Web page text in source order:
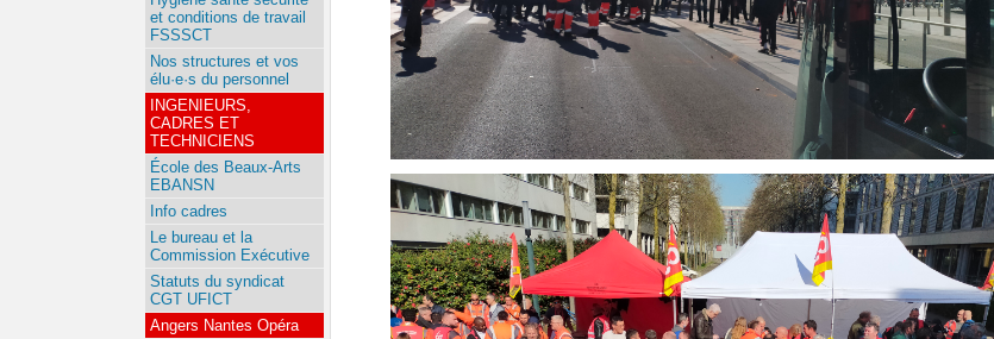
et conditions de travail
FSSSCT
Nos structures et vos
élu·e·s du personnel
INGENIEURS,
CADRES ET
TECHNICIENS
École des Beaux-Arts
EBANSN
Info cadres
Le bureau et la
Commission Exécutive
Statuts du syndicat
CGT UFICT
Angers Nantes Opéra